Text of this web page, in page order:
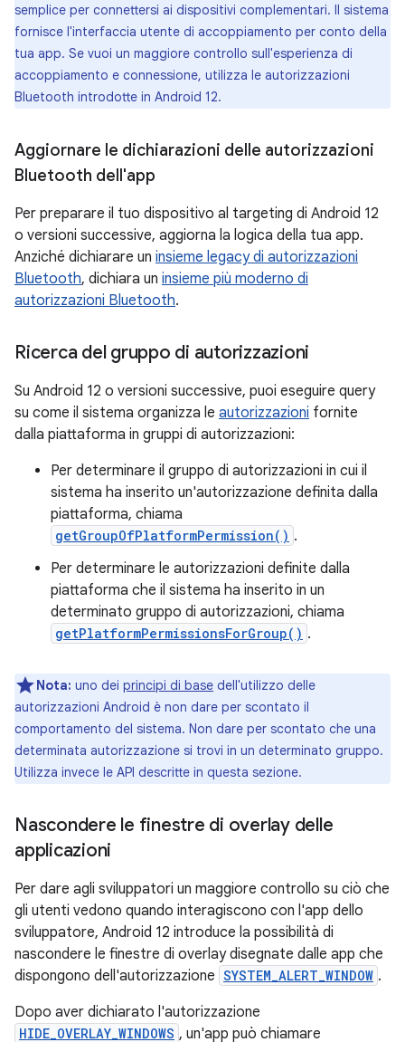
semplice per connettersi ai dispositivi complementari. Il sistema
fornisce l'interfaccia utente di accoppiamento per conto della
tua app. Se vuoi un maggiore controllo sull'esperienza di
accoppiamento e connessione, utilizza le autorizzazioni
Bluetooth introdotte in Android 12.
Aggiornare le dichiarazioni delle autorizzazioni
Bluetooth dell'app
Per preparare il tuo dispositivo al targeting di Android 12
o versioni successive, aggiorna la logica della tua app.
Anziché dichiarare un insieme legacy di autorizzazioni
Bluetooth, dichiara un insieme più moderno di
autorizzazioni Bluetooth.
Ricerca del gruppo di autorizzazioni
Su Android 12 o versioni successive, puoi eseguire query
su come il sistema organizza le autorizzazioni fornite
dalla piattaforma in gruppi di autorizzazioni:
Per determinare il gruppo di autorizzazioni in cui il
sistema ha inserito un'autorizzazione definita dalla
piattaforma, chiama
getGroupOfPlatformPermission() .
Per determinare le autorizzazioni definite dalla
piattaforma che il sistema ha inserito in un
determinato gruppo di autorizzazioni, chiama
getPlatformPermissionsForGroup() .
Nota: uno dei principi di base dell'utilizzo delle
autorizzazioni Android è non dare per scontato il
comportamento del sistema. Non dare per scontato che una
determinata autorizzazione si trovi in un determinato gruppo.
Utilizza invece le API descritte in questa sezione.
Nascondere le finestre di overlay delle
applicazioni
Per dare agli sviluppatori un maggiore controllo su ciò che
gli utenti vedono quando interagiscono con l'app dello
sviluppatore, Android 12 introduce la possibilità di
nascondere le finestre di overlay disegnate dalle app che
dispongono dell'autorizzazione SYSTEM_ALERT_WINDOW .
Dopo aver dichiarato l'autorizzazione
HIDE_OVERLAY_WINDOWS , un'app può chiamare